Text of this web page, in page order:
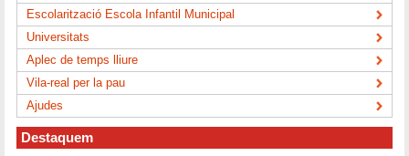
Escolarització Escola Infantil Municipal
Universitats
Aplec de temps lliure
Vila-real per la pau
Ajudes
Destaquem